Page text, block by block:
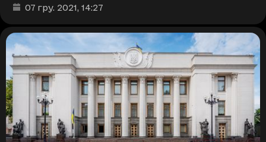
Дата та час публікації
07 гру. 2021, 14:27